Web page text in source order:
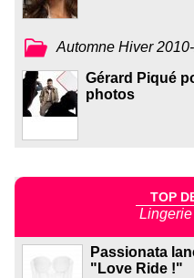
Automne Hiver
Gérard Piqué
photos
TOP
Passionata
"Love Ride !"